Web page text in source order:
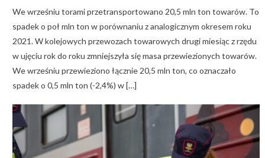
We wrześniu torami przetransportowano 20,5 mln ton towarów. To
spadek o poł mln ton w porównaniu z analogicznym okresem roku
2021. W kolejowych przewozach towarowych drugi miesiąc z rzędu
w ujęciu rok do roku zmniejszyła się masa przewiezionych towarów.
We wrześniu przewieziono łącznie 20,5 mln ton, co oznaczało
spadek o 0,5 mln ton (-2,4%) w […]